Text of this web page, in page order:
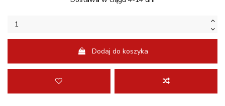
Dodaj do koszyka